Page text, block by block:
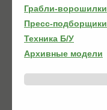
Грабли-ворошилки
Пресс-подборщики
Техника Б/У
Архивные модели